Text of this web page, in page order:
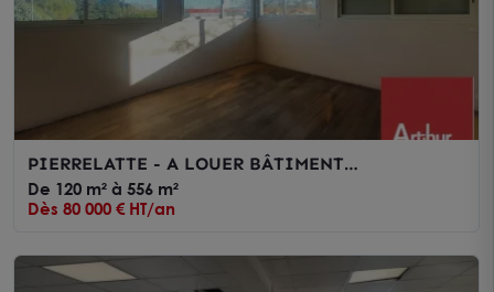
PIERRELATTE - A LOUER BÂTIMENT
INDÉPENDANT DE BUREAUX DIVISIBLES AVEC
NOMBREUSES PLACES DE PARKING
De 120 m² à 556 m²
Dès 80 000 € HT/an